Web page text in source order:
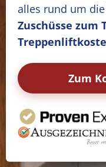
alles rund um
Zuschüsse zum
Zum